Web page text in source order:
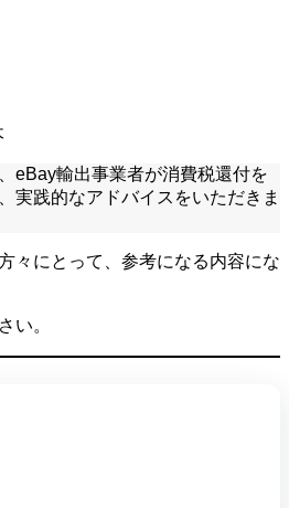
eBay輸出事業者が消費税還付を
実践的なアドバイスをいただきま
々にとって、参考になる内容にな
い。